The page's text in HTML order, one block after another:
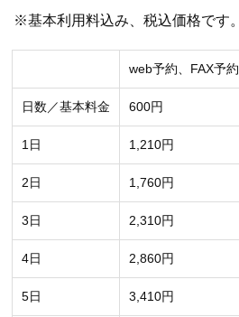
※基本利用料込み、税込価格です。
web予約、FAX予約
日数／基本料金 600円
1日 1,210円
2日 1,760円
3日 2,310円
4日 2,860円
5日 3,410円